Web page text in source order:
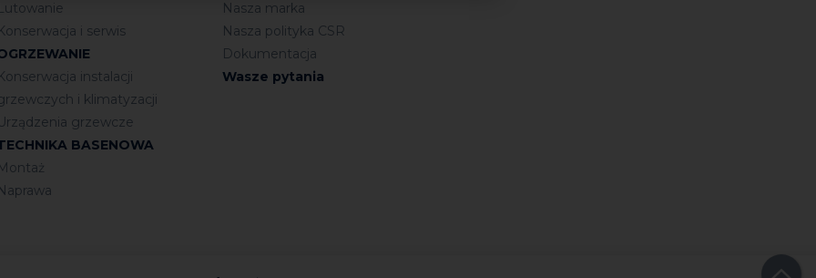
i serwis
instalacji
i klimatyzacji
grzewcze
BASENOWA
Nasza marka
Nasza polityka CSR
Dokumentacja
Wasze pytania